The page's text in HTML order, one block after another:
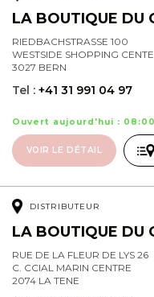
LA BOUTIQUE DU
RIEDBACHSTRASSE 100
WESTSIDE SHOPPING
3027 BERN
Tel : +41 31 991 04 97
Ouvert aujourd'hui :
VOIR LE DÉTAIL
DISTRIBUTEUR
LA BOUTIQUE DU
RUE DE LA FLEUR DE LYS 26
C. CCIAL MARIN CENTRE
2074 LA TENE